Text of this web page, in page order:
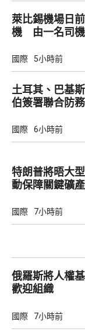
萊比錫機場日
機 由一名司機
國際 5小時前
土耳其、巴基
伯簽署聯合防
國際 6小時前
特朗普將晤大
動保障關鍵礦
國際 7小時前
俄羅斯將人權
歡迎組織
國際 7小時前